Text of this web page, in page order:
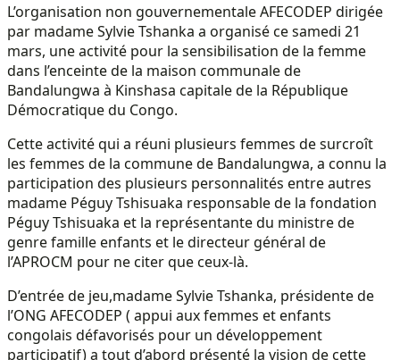
L’organisation non gouvernementale AFECODEP dirigée
par madame Sylvie Tshanka a organisé ce samedi 21
mars, une activité pour la sensibilisation de la femme
dans l’enceinte de la maison communale de
Bandalungwa à Kinshasa capitale de la République
Démocratique du Congo.
Cette activité qui a réuni plusieurs femmes de surcroît
les femmes de la commune de Bandalungwa, a connu la
participation des plusieurs personnalités entre autres
madame Péguy Tshisuaka responsable de la fondation
Péguy Tshisuaka et la représentante du ministre de
genre famille enfants et le directeur général de
l’APROCM pour ne citer que ceux-là.
D’entrée de jeu,madame Sylvie Tshanka, présidente de
l’ONG AFECODEP ( appui aux femmes et enfants
congolais défavorisés pour un développement
participatif) a tout d’abord présenté la vision de cette